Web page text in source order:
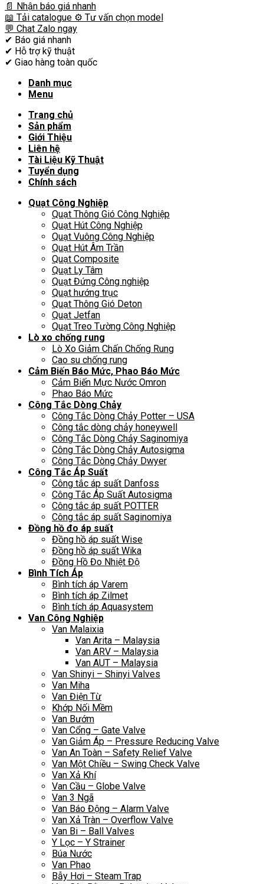
📄 Nhận báo giá nhanh
📖 Tải catalogue ⚙️ Tư vấn chọn model
💬 Chat Zalo ngay
✔ Báo giá nhanh
✔ Hỗ trợ kỹ thuật
✔ Giao hàng toàn quốc
Danh mục
Menu
Trang chủ
Sản phẩm
Giới Thiệu
Liên hệ
Tài Liệu Kỹ Thuật
Tuyển dụng
Chính sách
Quạt Công Nghiệp
Quạt Thông Gió Công Nghiệp
Quạt Hút Công Nghiệp
Quạt Vuông Công Nghiệp
Quạt Hút Âm Trần
Quạt Composite
Quạt Ly Tâm
Quạt Đứng Công nghiệp
Quạt hướng trục
Quạt Thông Gió Deton
Quạt Jetfan
Quạt Treo Tường Công Nghiệp
Lò xo chống rung
Lò Xo Giảm Chấn Chống Rung
Cao su chống rung
Cảm Biến Báo Mức, Phao Báo Mức
Cảm Biến Mực Nước Omron
Phao Báo Mức
Công Tắc Dòng Chảy
Công Tắc Dòng Chảy Potter – USA
Công tắc dòng chảy honeywell
Công Tắc Dòng Chảy Saginomiya
Công Tắc Dòng Chảy Autosigma
Công Tắc Dòng Chảy Dwyer
Công Tắc Áp Suất
Công tắc áp suất Danfoss
Công Tắc Áp Suất Autosigma
Công tắc áp suất POTTER
Công tắc áp suất Saginomiya
Đồng hồ đo áp suất
Đồng hồ áp suất Wise
Đồng hồ áp suất Wika
Đồng Hồ Đo Nhiệt Độ
Bình Tích Áp
Bình tích áp Varem
Bình tích áp Zilmet
Bình tích áp Aquasystem
Van Công Nghiệp
Van Malaixia
Van Arita – Malaysia
Van ARV – Malaysia
Van AUT – Malaysia
Van Shinyi – Shinyi Valves
Van Miha
Van Điện Từ
Khớp Nối Mềm
Van Bướm
Van Cổng – Gate Valve
Van Giảm Áp – Pressure Reducing Valve
Van An Toàn – Safety Relief Valve
Van Một Chiều – Swing Check Valve
Van Xả Khí
Van Cầu – Globe Valve
Van 3 Ngã
Van Báo Động – Alarm Valve
Van Xả Tràn – Overflow Valve
Van Bi – Ball Valves
Y Lọc – Y Strainer
Búa Nước
Van Phao
Bẫy Hơi – Steam Trap